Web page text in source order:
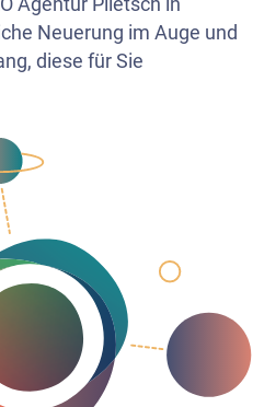
Neuerung im Auge und
diese für Sie